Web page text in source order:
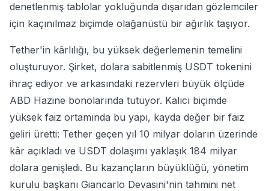
denetlenmiş tablolar yokluğunda dışarıdan gözlemciler
için kaçınılmaz biçimde olağanüstü bir ağırlık taşıyor.
Tether'in kârlılığı, bu yüksek değerlemenin temelini
oluşturuyor. Şirket, dolara sabitlenmiş USDT tokenini
ihraç ediyor ve arkasındaki rezervleri büyük ölçüde
ABD Hazine bonolarında tutuyor. Kalıcı biçimde
yüksek faiz ortamında bu yapı, kayda değer bir faiz
geliri üretti: Tether geçen yıl 10 milyar doların üzerinde
kâr açıkladı ve USDT dolaşımı yaklaşık 184 milyar
dolara genişledi. Bu kazançların büyüklüğü, yönetim
kurulu başkanı Giancarlo Devasini'nin tahmini net